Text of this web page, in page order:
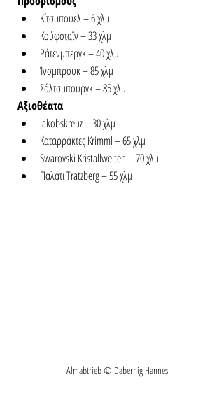
Κίτσμπουελ – 6 χλμ
Κούφσταϊν – 33 χλμ
Ράτενμπεργκ – 40 χλμ
Ίνσμπρουκ – 85 χλμ
Σάλτσμπουργκ – 85 χλμ
Αξιοθέατα
Jakobskreuz – 30 χλμ
Καταρράκτες Krimml – 65 χλμ
Swarovski Kristallwelten – 70 χλμ
Παλάτι Tratzberg – 55 χλμ
Almabtrieb © Dabernig Hannes